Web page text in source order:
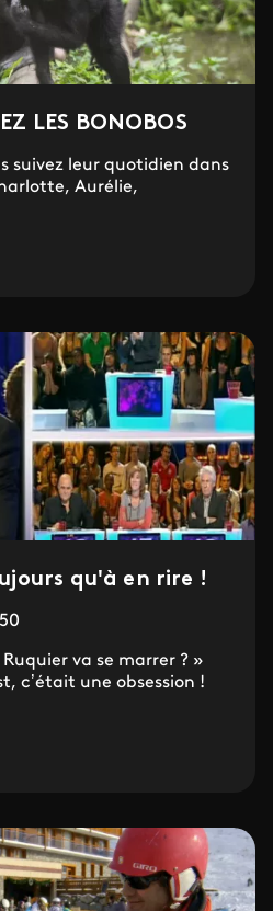
LES BONOBOS
suivez leur quotidien dans
Aurélie,
qu'à en rire !
va se marrer ? »
c’était une obsession !